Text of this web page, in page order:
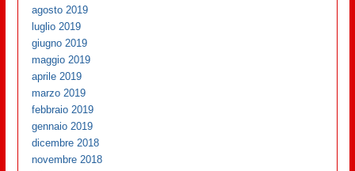
agosto 2019
luglio 2019
giugno 2019
maggio 2019
aprile 2019
marzo 2019
febbraio 2019
gennaio 2019
dicembre 2018
novembre 2018